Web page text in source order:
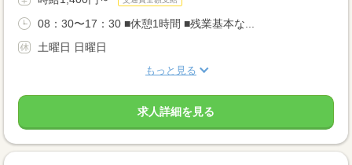
08：30〜17：30 ■休憩1時間 ■残業基本な...
土曜日 日曜日
もっと見る
求人詳細を見る